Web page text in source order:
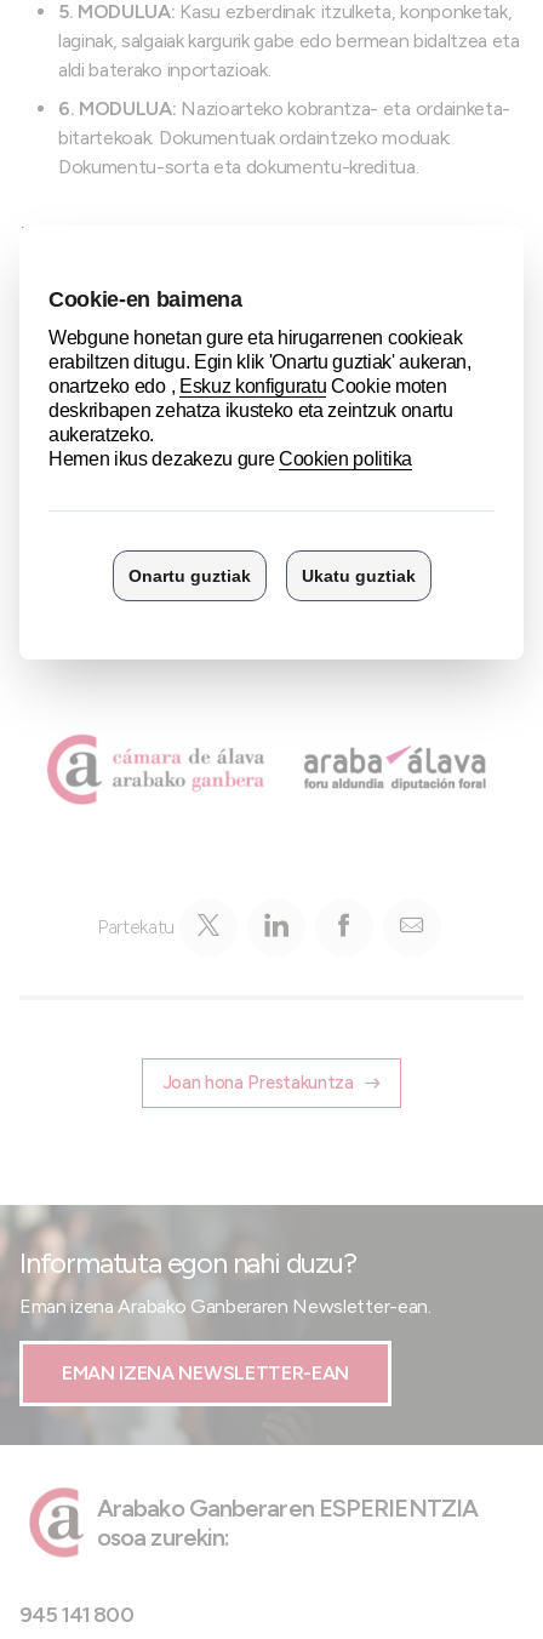
5. MODULUA: Kasu ezberdinak: itzulketa, konponketak,
laginak, salgaiak kargurik gabe edo bermean bidaltzea eta
aldi baterako inportazioak.
6. MODULUA: Nazioarteko kobrantza- eta ordainketa-
bitartekoak. Dokumentuak ordaintzeko moduak:
Dokumentu-sorta eta dokumentu-kreditua.
Nork emango du:
Nafarroako Unibertsitatean zuzenbidean lizentziatua
Masterra du nazioarteko merkataritzan Nafarroako
Unibertsitatean eta ESICen.
Esportazio-zuzendaria zenbait enpresetan 15 urtez.
Askotariko erakunde eta enpresetan nazioarteko
Nafarroako Unibertsitatean.
Partekatu
Joan hona Prestakuntza
Informatuta egon nahi duzu?
Eman izena Arabako Ganberaren Newsletter-ean.
EMAN IZENA NEWSLETTER-EAN
Arabako Ganberaren ESPERIENTZIA
osoa zurekin:
945 141 800